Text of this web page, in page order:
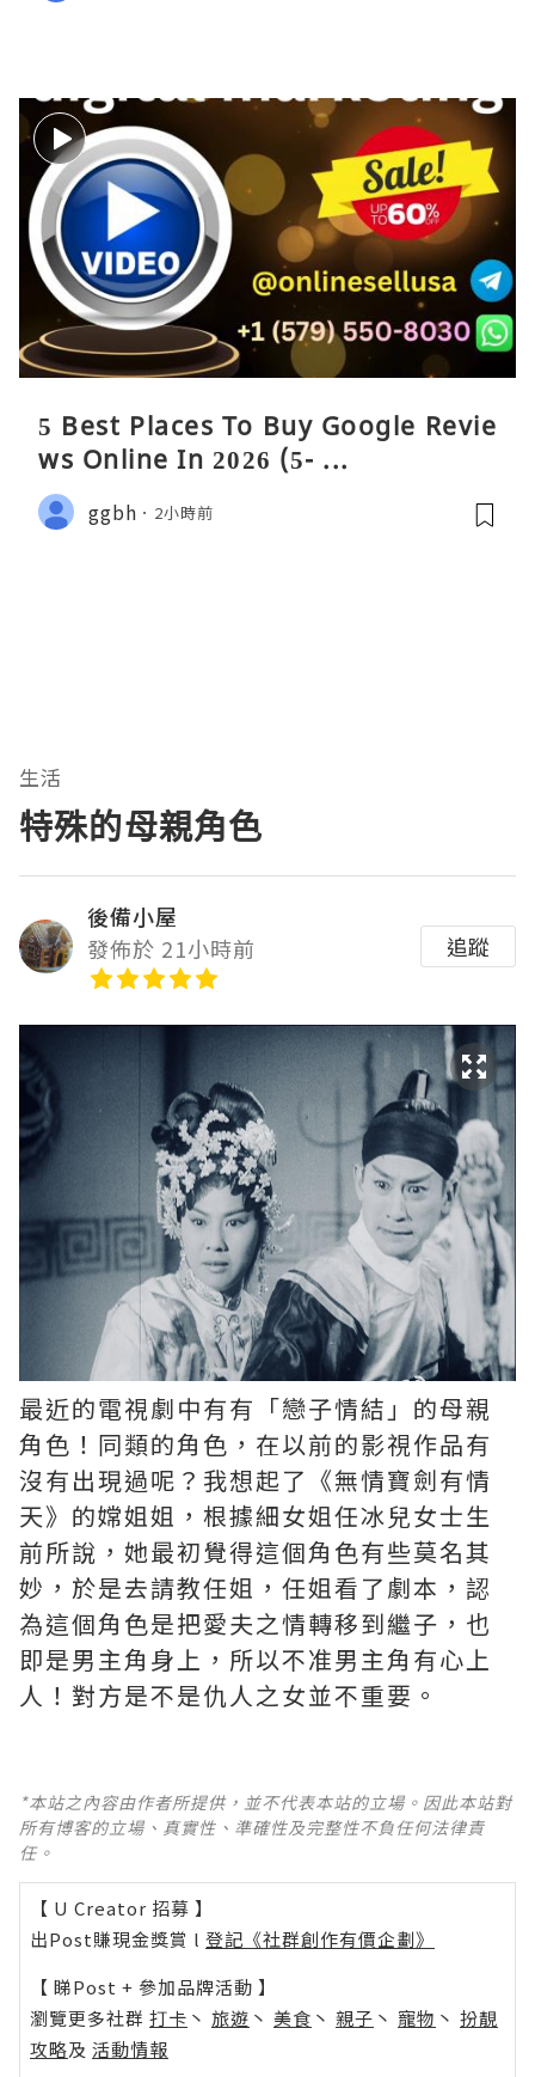
5 Best Places To Buy Google Revie
ws Online In 2026 (5- ...
ggbh 2小時前
生活
特殊的母親角色
後備小屋
發佈於 21小時前
追蹤
最近的電視劇中有有「戀子情結」的母親
角色！同類的角色，在以前的影視作品有
沒有出現過呢？我想起了《無情寶劍有情
天》的嫦姐姐，根據細女姐任冰兒女士生
前所說，她最初覺得這個角色有些莫名其
妙，於是去請教任姐，任姐看了劇本，認
為這個角色是把愛夫之情轉移到繼子，也
即是男主角身上，所以不准男主角有心上
人！對方是不是仇人之女並不重要。
*本站之內容由作者所提供，並不代表本站的立場。因此本站對
所有博客的立場、真實性、準確性及完整性不負任何法律責
任。
【 U Creator 招募 】
出Post賺現金獎賞 l 登記《社群創作有價企劃》
【 睇Post + 參加品牌活動 】
瀏覽更多社群 打卡 丶 旅遊 丶 美食 丶 親子 丶 寵物 丶 扮靚
攻略及 活動情報